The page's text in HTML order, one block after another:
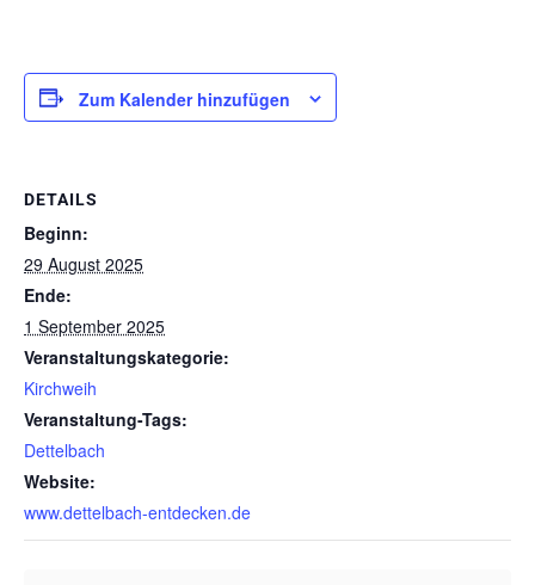
Zum Kalender hinzufügen
DETAILS
Beginn:
29 August 2025
Ende:
1 September 2025
Veranstaltungskategorie:
Kirchweih
Veranstaltung-Tags:
Dettelbach
Website:
www.dettelbach-entdecken.de